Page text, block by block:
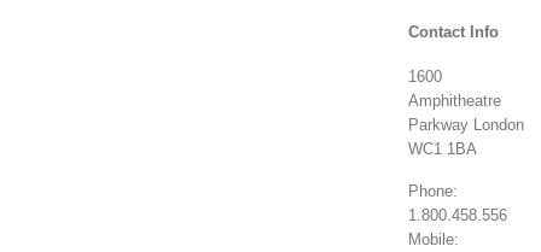
Contact Info
1600
Amphitheatre
Parkway London
WC1 1BA
Phone:
1.800.458.556
Mobile: